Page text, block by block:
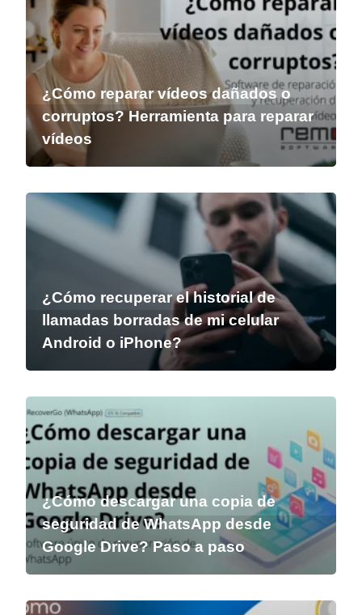
¿Cómo reparar vídeos dañados o
corruptos? Herramienta para reparar
vídeos
¿Cómo recuperar el historial de
llamadas borradas de mi celular
Android o iPhone?
¿Cómo descargar una copia de
seguridad de WhatsApp desde
Google Drive? Paso a paso